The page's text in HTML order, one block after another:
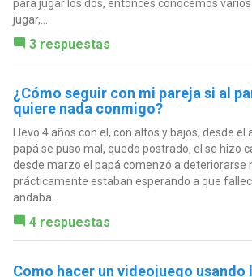
para jugar los dos, entonces conocemos
jugar,...
3 respuestas
¿Cómo seguir con mi pareja si al
quiere nada conmigo?
Llevo 4 años con el, con altos y bajos, desde el
papá se puso mal, quedo postrado, el se hizo
desde marzo el papá comenzó a deteriorarse
prácticamente estaban esperando a que
andaba...
4 respuestas
Como hacer un videojuego usando